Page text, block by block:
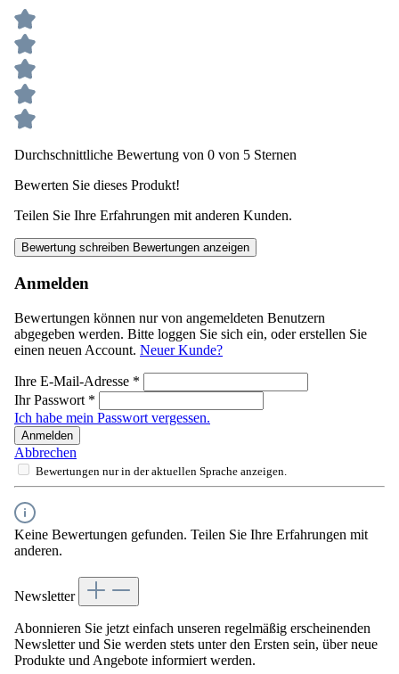
Durchschnittliche Bewertung von 0 von 5 Sternen
Bewerten Sie dieses Produkt!
Teilen Sie Ihre Erfahrungen mit anderen Kunden.
Bewertung schreiben Bewertungen anzeigen
Anmelden
Bewertungen können nur von angemeldeten Benutzern
abgegeben werden. Bitte loggen Sie sich ein, oder erstellen Sie
einen neuen Account. Neuer Kunde?
Ihre E-Mail-Adresse *
Ihr Passwort *
Ich habe mein Passwort vergessen.
Anmelden
Abbrechen
Bewertungen nur in der aktuellen Sprache anzeigen.
Keine Bewertungen gefunden. Teilen Sie Ihre Erfahrungen mit
anderen.
Newsletter
Abonnieren Sie jetzt einfach unseren regelmäßig erscheinenden
Newsletter und Sie werden stets unter den Ersten sein, über neue
Produkte und Angebote informiert werden.